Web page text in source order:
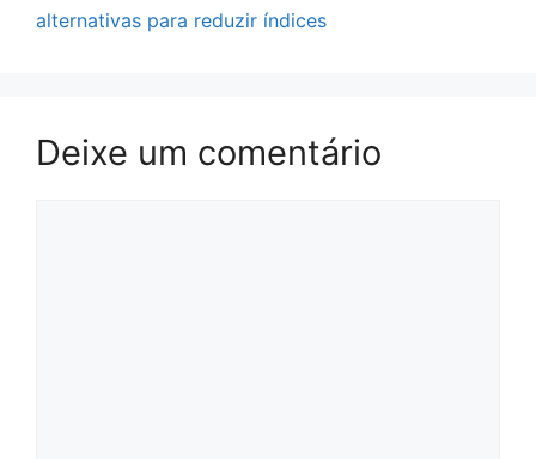
alternativas para reduzir índices
Deixe um comentário